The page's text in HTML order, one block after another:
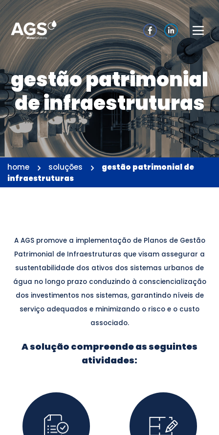
gestão patrimonial
de infraestruturas
home soluções
gestão patrimonial de
infraestruturas
A AGS promove a implementação de Planos de Gestão
Patrimonial de Infraestruturas que visam assegurar a
sustentabilidade dos ativos dos sistemas urbanos de
água no longo prazo conduzindo à consciencialização
dos investimentos nos sistemas, garantindo níveis de
serviço adequados e minimizando o risco e o custo
associado.
A solução compreende as seguintes
atividades: